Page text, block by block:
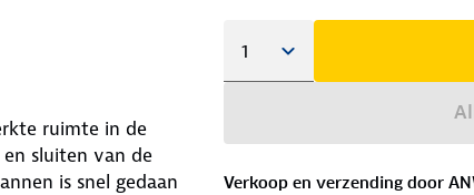
Verkoop en verzending door
ruimte in de
sluiten van de
is snel gedaan